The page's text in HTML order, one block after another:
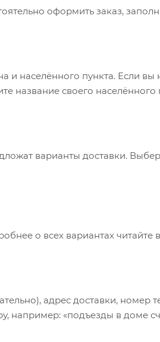
оформить заказ,
и населённого пункта. Если
название своего
варианты доставки.
о всех вариантах читайте
адрес доставки, номер
например: «подъезды в доме